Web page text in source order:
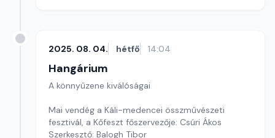
2025. 08. 04. hétfő 14:04
Hangárium
A könnyűzene kiválóságai
Mai vendég a Káli-medencei összművészeti
fesztivál, a Kőfeszt főszervezője: Csúri Ákos
Szerkesztő: Balogh Tibor